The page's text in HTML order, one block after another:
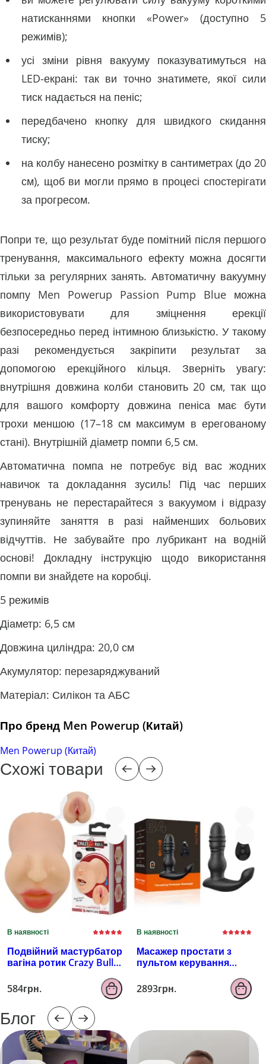
натисканнями кнопки «Power» (доступно 5
режимів);
усі зміни рівня вакууму показуватимуться на
LED-екрані: так ви точно знатимете, якої сили
тиск надається на пеніс;
передбачено кнопку для швидкого скидання
тиску;
на колбу нанесено розмітку в сантиметрах (до 20
см), щоб ви могли прямо в процесі спостерігати
за прогресом.
Попри те, що результат буде помітний після першого
тренування, максимального ефекту можна досягти
тільки за регулярних занять. Автоматичну вакуумну
помпу Men Powerup Passion Pump Blue можна
використовувати для зміцнення ерекції
безпосередньо перед інтимною близькістю. У такому
разі рекомендується закріпити результат за
допомогою ерекційного кільця. Зверніть увагу:
внутрішня довжина колби становить 20 см, так що
для вашого комфорту довжина пеніса має бути
трохи меншою (17–18 см максимум в ерегованому
стані). Внутрішній діаметр помпи 6,5 см.
Автоматична помпа не потребує від вас жодних
навичок та докладання зусиль! Під час перших
тренувань не перестарайтеся з вакуумом і відразу
зупиняйте заняття в разі найменших больових
відчуттів. Не забувайте про лубрикант на водній
основі! Докладну інструкцію щодо використання
помпи ви знайдете на коробці.
5 режимів
Діаметр: 6,5 см
Довжина циліндра: 20,0 см
Акумулятор: перезаряджуваний
Матеріал: Силікон та АБС
Про бренд Men Powerup (Китай)
Men Powerup (Китай)
Схожі товари
В наявності
Подвійний мастурбатор
вагіна ротик Crazy Bull
584грн.
В наявності
Масажер простати з
пультом керування
B4
2893грн.
Блог